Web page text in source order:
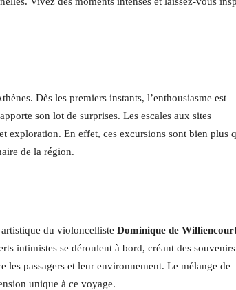
Dès les premiers instants, l’enthousiasme est
son lot de surprises. Les escales aux sites
exploration. En effet, ces excursions sont bien plus
de la région.
du violoncelliste Dominique de
intimistes se déroulent à bord, créant des souvenirs
les passagers et leur environnement. Le mélange de
unique à ce voyage.